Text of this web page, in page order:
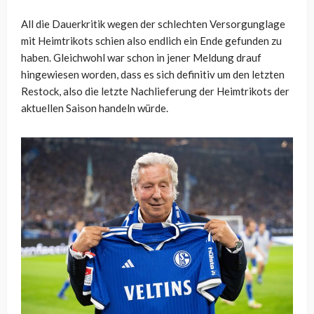
All die Dauerkritik wegen der schlechten Versorgunglage
mit Heimtrikots schien also endlich ein Ende gefunden zu
haben. Gleichwohl war schon in jener Meldung drauf
hingewiesen worden, dass es sich definitiv um den letzten
Restock, also die letzte Nachlieferung der Heimtrikots der
aktuellen Saison handeln würde.